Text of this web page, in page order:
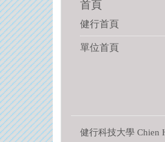
首頁
健行首頁
單位首頁
健行科技大學 Chien